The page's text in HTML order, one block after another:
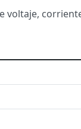
voltaje,